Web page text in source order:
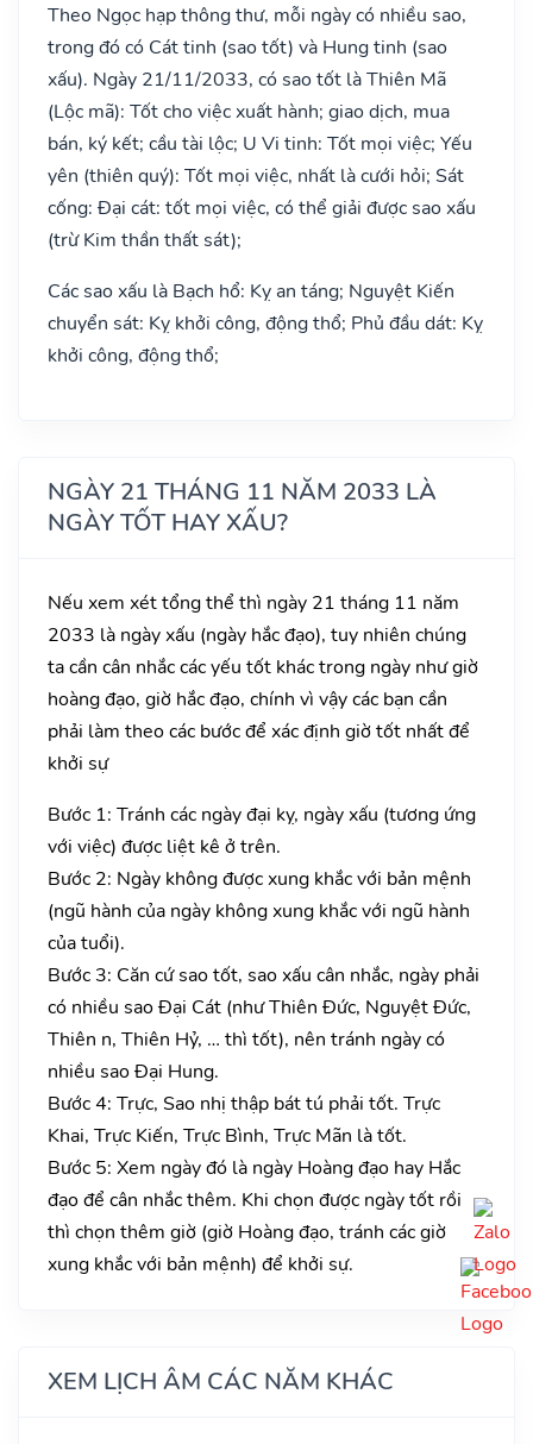
Theo Ngọc hạp thông thư, mỗi ngày có nhiều sao,
trong đó có Cát tinh (sao tốt) và Hung tinh (sao
xấu). Ngày 21/11/2033, có sao tốt là Thiên Mã
(Lộc mã): Tốt cho việc xuất hành; giao dịch, mua
bán, ký kết; cầu tài lộc; U Vi tinh: Tốt mọi việc; Yếu
yên (thiên quý): Tốt mọi việc, nhất là cưới hỏi; Sát
cống: Đại cát: tốt mọi việc, có thể giải được sao xấu
(trừ Kim thần thất sát);
Các sao xấu là Bạch hổ: Kỵ an táng; Nguyệt Kiến
chuyển sát: Kỵ khởi công, động thổ; Phủ đầu dát: Kỵ
khởi công, động thổ;
NGÀY 21 THÁNG 11 NĂM 2033 LÀ
NGÀY TỐT HAY XẤU?
Nếu xem xét tổng thể thì ngày 21 tháng 11 năm
2033 là ngày xấu (ngày hắc đạo), tuy nhiên chúng
ta cần cân nhắc các yếu tốt khác trong ngày như giờ
hoàng đạo, giờ hắc đạo, chính vì vậy các bạn cần
phải làm theo các bước để xác định giờ tốt nhất để
khởi sự
Bước 1: Tránh các ngày đại kỵ, ngày xấu (tương ứng
với việc) được liệt kê ở trên.
Bước 2: Ngày không được xung khắc với bản mệnh
(ngũ hành của ngày không xung khắc với ngũ hành
của tuổi).
Bước 3: Căn cứ sao tốt, sao xấu cân nhắc, ngày phải
có nhiều sao Đại Cát (như Thiên Đức, Nguyệt Đức,
Thiên n, Thiên Hỷ, … thì tốt), nên tránh ngày có
nhiều sao Đại Hung.
Bước 4: Trực, Sao nhị thập bát tú phải tốt. Trực
Khai, Trực Kiến, Trực Bình, Trực Mãn là tốt.
Bước 5: Xem ngày đó là ngày Hoàng đạo hay Hắc
đạo để cân nhắc thêm. Khi chọn được ngày tốt rồi
thì chọn thêm giờ (giờ Hoàng đạo, tránh các giờ
xung khắc với bản mệnh) để khởi sự.
XEM LỊCH ÂM CÁC NĂM KHÁC